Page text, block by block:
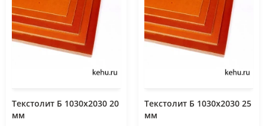
Текстолит Б 1030х2030 20
мм
Текстолит Б 1030х2030 25
мм